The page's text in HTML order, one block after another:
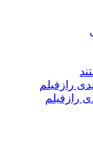
رازفیلم
رازفیلم